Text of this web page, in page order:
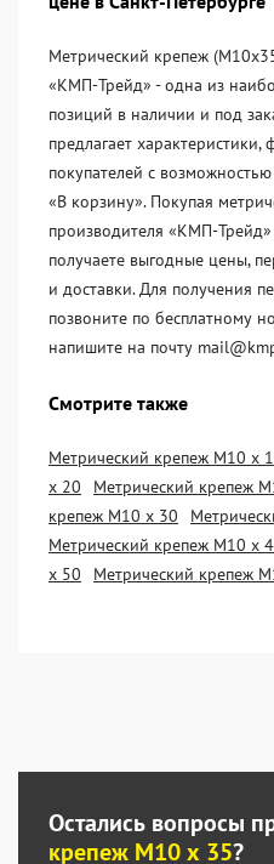
Метрический крепеж
«KМП-Трейд» - одна из
позиций в наличии и под
предлагает
покупателей с
«В корзину». Покупая
производителя «KМП-
получаете выгодные цены,
и доставки. Для получения
позвоните по бесплатному
напишите на почту
Смотрите также
Метрический крепеж М10 х
х 20
Метрический крепеж
крепеж М10 х 30
Метрический крепеж М10 х
х 50
Метрический крепеж
Остались вопросы
крепеж М10 х 35?